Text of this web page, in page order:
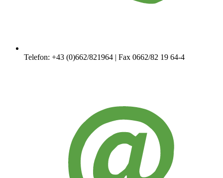
Telefon: +43 (0)662/821964 | Fax 0662/82 19 64-4